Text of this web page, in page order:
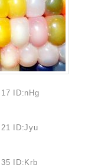
ID:nHg
ID:Jyu
ID:Krb